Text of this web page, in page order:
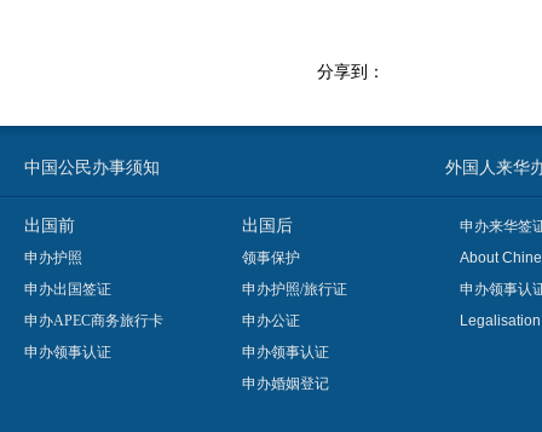
分享到：
中国公民办事须知 外国人来华
出国前
申办护照
申办出国签证
申办APEC商务旅行卡
申办领事认证
出国后
领事保护
申办护照/旅行证
申办公证
申办领事认证
申办婚姻登记
申办来华签
About
申办领事认